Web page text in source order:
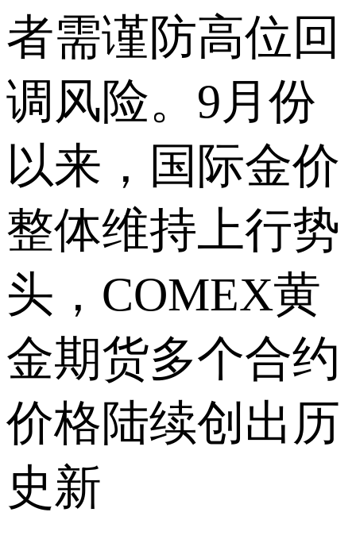
者需谨防高位回
调风险。9月份
以来，国际金价
整体维持上行势
头，COMEX黄
金期货多个合约
价格陆续创出历
史新